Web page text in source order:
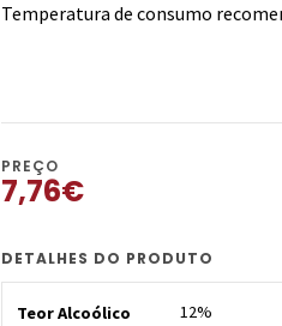
Temperatura de consumo
PREÇO
7,76€
DETALHES DO PRODUTO
Teor Alcoólico 12%